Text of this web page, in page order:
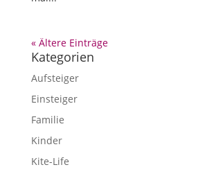
« Ältere Einträge
Kategorien
Aufsteiger
Einsteiger
Familie
Kinder
Kite-Life